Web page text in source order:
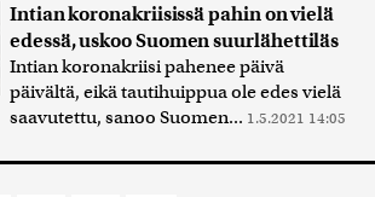
Intian koronakriisissä pahin on vielä
edessä, uskoo Suomen suurlähettiläs
Intian koronakriisi pahenee päivä
päivältä, eikä tautihuippua ole edes vielä
saavutettu, sanoo Suomen... 1.5.2021 14:05